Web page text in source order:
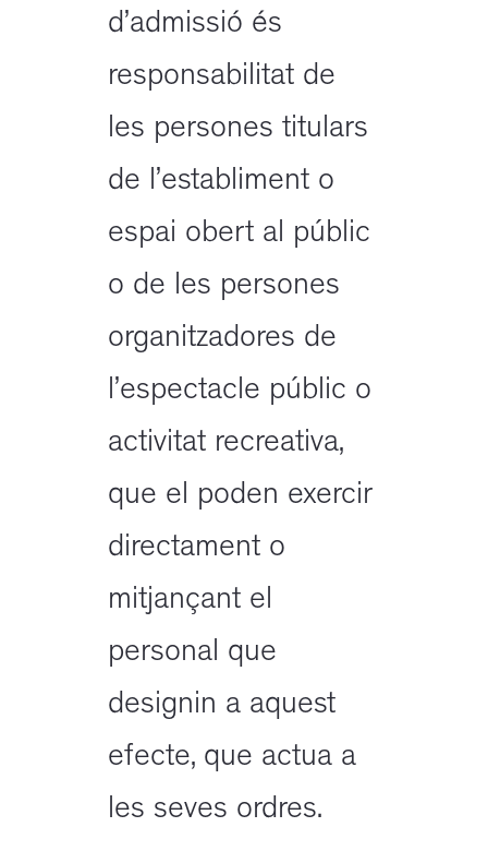
d’admissió és
responsabilitat de
les persones titulars
de l’establiment o
espai obert al públic
o de les persones
organitzadores de
l’espectacle públic o
activitat recreativa,
que el poden exercir
directament o
mitjançant el
personal que
designin a aquest
efecte, que actua a
les seves ordres.